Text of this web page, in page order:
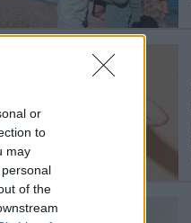
or
to
may
of the